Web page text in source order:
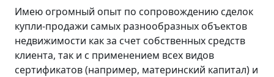
Имею огромный опыт по сопровождению сделок
купли-продажи самых разнообразных объектов
недвижимости как за счет собственных средств
клиента, так и с применением всех видов
сертификатов (например, материнский капитал) и